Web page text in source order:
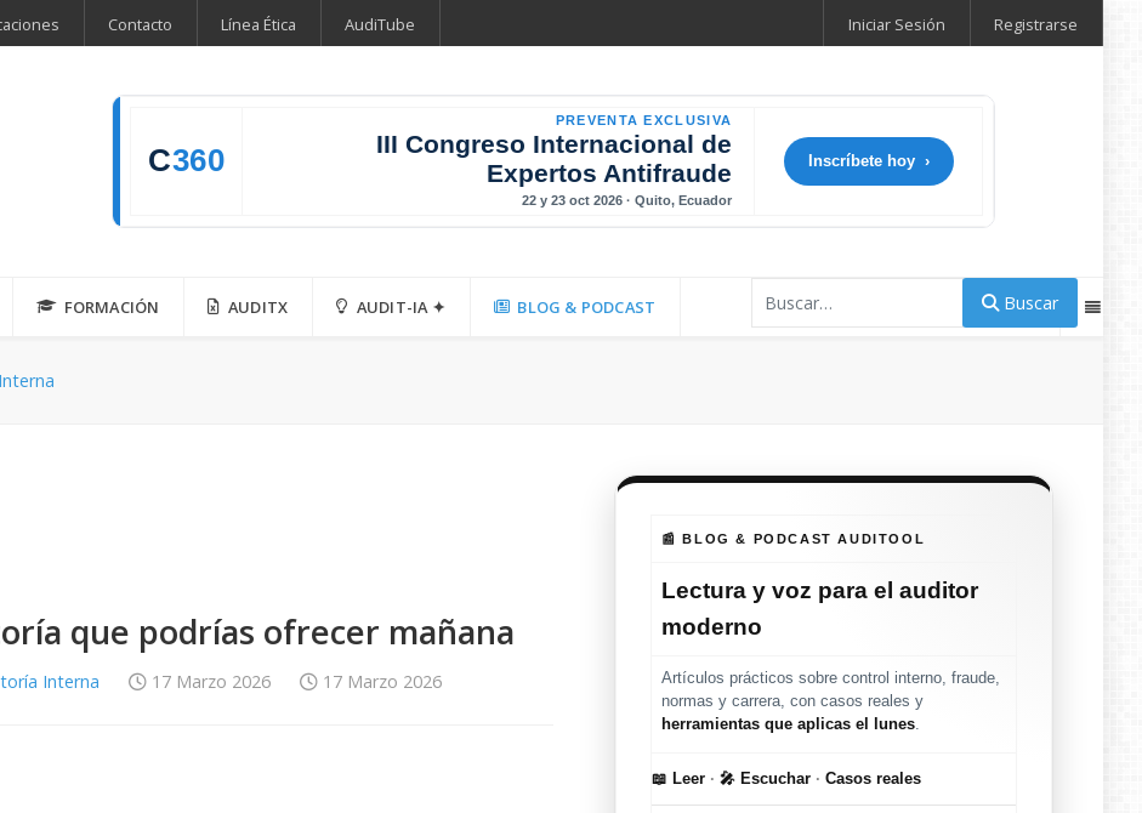
Contacto Línea Ética AudiTube Iniciar Sesión Registrarse
C360
PREVENTA EXCLUSIVA
III Congreso Internacional de
Expertos Antifraude
22 y 23 oct 2026 · Quito, Ecuador
Inscríbete hoy ›
FORMACIÓN AUDITX AUDIT-IA ✦ BLOG & PODCAST Buscar
que podrías ofrecer mañana
Interna 17 Marzo 2026 17 Marzo 2026
📰 BLOG & PODCAST AUDITOOL
Lectura y voz para el auditor
moderno
Artículos prácticos sobre control interno, fraude,
normas y carrera, con casos reales y
herramientas que aplicas el lunes
📖 Leer · 🎤 Escuchar · Casos reales